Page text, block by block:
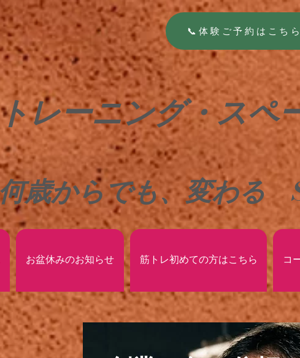
📞体験ご予約はこちら
レーニング・スペ
歳からでも、変わる
お盆休みのお知らせ 筋トレ初めての方はこちら コ